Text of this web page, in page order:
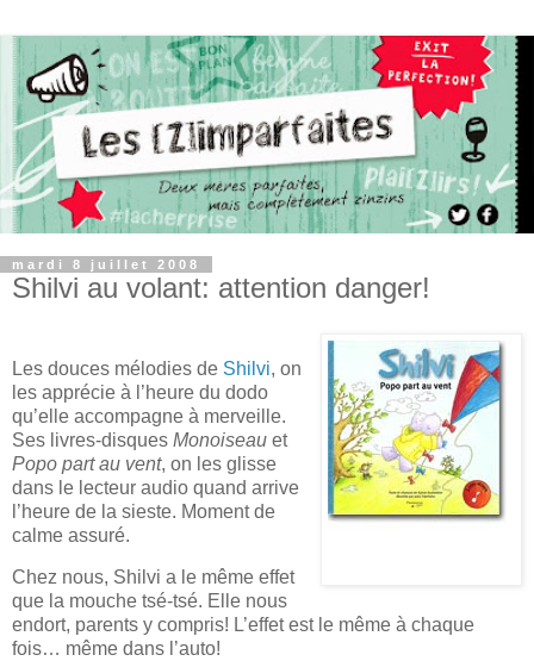
mardi 8 juillet 2008
Shilvi au volant: attention danger!
Les douces mélodies de Shilvi, on
les apprécie à l’heure du dodo
qu’elle accompagne à merveille.
Ses livres-disques Monoiseau et
Popo part au vent, on les glisse
dans le lecteur audio quand arrive
l’heure de la sieste. Moment de
calme assuré.
Chez nous, Shilvi a le même effet
que la mouche tsé-tsé. Elle nous
endort, parents y compris! L’effet est le même à chaque
fois… même dans l’auto!